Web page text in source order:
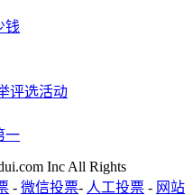
钱
评选活动
一
Inc All Rights
- 微信投票- 人工投票 - 网站